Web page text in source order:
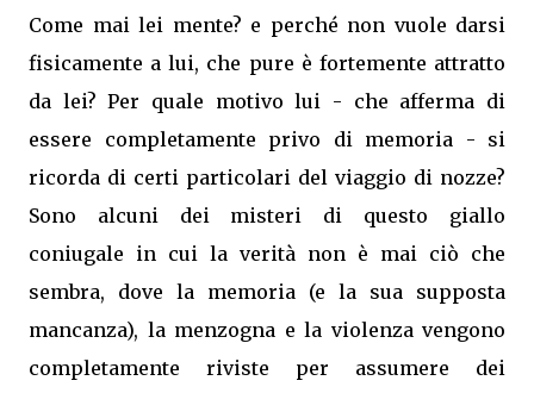
Come mai lei mente? e perché non vuole darsi
fisicamente a lui, che pure è fortemente attratto
da lei? Per quale motivo lui - che afferma di
essere completamente privo di memoria - si
ricorda di certi particolari del viaggio di nozze?
Sono alcuni dei misteri di questo giallo
coniugale in cui la verità non è mai ciò che
sembra, dove la memoria (e la sua supposta
mancanza), la menzogna e la violenza vengono
completamente riviste per assumere dei